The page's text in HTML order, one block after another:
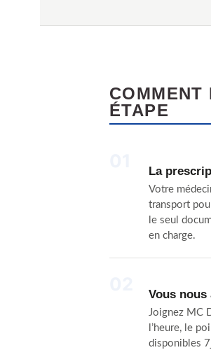
COMMENT
ÉTAPE
La
Votre
transport
le seul
en charge.
Vous nous
Joignez MC
l’heure, le
disponibles